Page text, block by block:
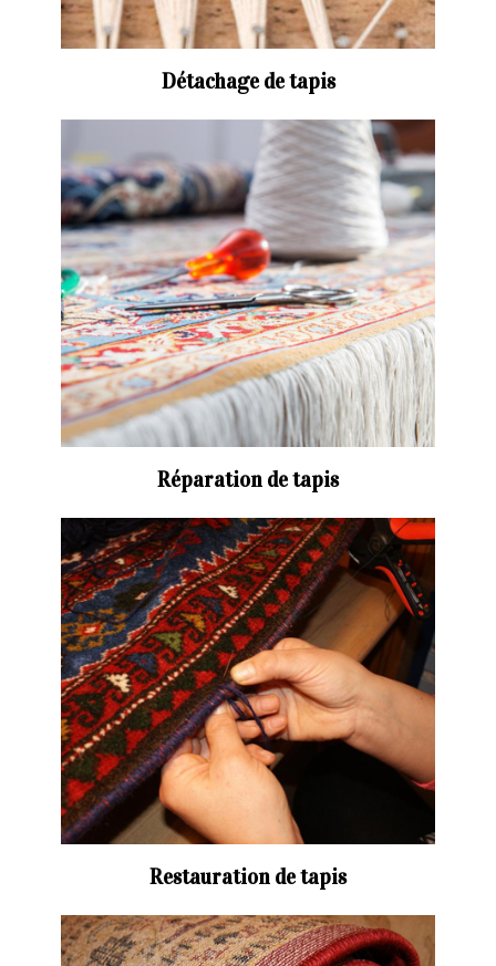
Détachage de tapis
Réparation de tapis
Restauration de tapis